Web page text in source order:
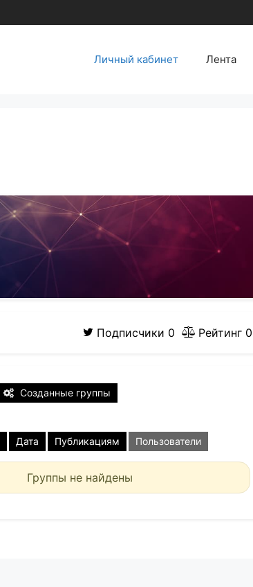
Личный кабинет Лента
Подписчики 0 Рейтинг 0
Созданные группы
Дата Публикациям Пользователи
Группы не найдены